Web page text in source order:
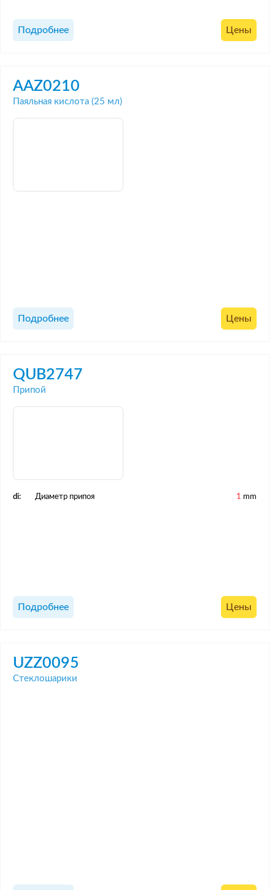
Подробнее Цены
AAZ0210
Паяльная кислота (25 мл)
Подробнее Цены
QUB2747
Припой
di: Диаметр припоя 1 mm
Подробнее Цены
UZZ0095
Стеклошарики